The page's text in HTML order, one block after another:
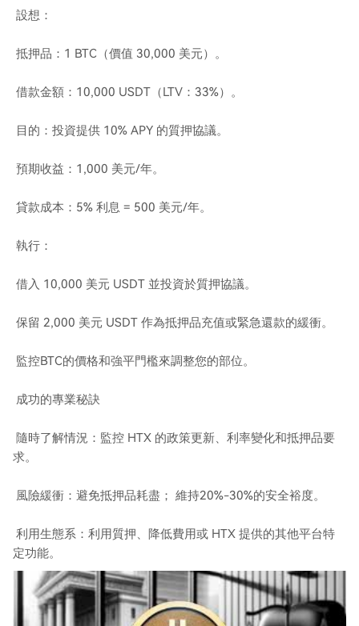
設想：
抵押品：1 BTC（價值 30,000 美元）。
借款金額：10,000 USDT（LTV：33%）。
目的：投資提供 10% APY 的質押協議。
預期收益：1,000 美元/年。
貸款成本：5% 利息 = 500 美元/年。
執行：
借入 10,000 美元 USDT 並投資於質押協議。
保留 2,000 美元 USDT 作為抵押品充值或緊急還款的緩衝。
監控BTC的價格和強平門檻來調整您的部位。
成功的專業秘訣
隨時了解情況：監控 HTX 的政策更新、利率變化和抵押品要​​
求。
風險緩衝：避免抵押品耗盡； 維持20%-30%的安全裕度。
利用生態系：利用質押、降低費用或 HTX 提供的其他平台特
定功能。